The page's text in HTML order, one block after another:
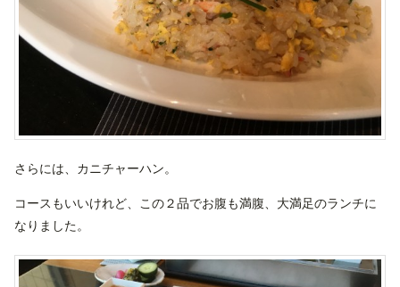
さらには、カニチャーハン。
コースもいいけれど、この２品でお腹も満腹、大満足のランチに
なりました。